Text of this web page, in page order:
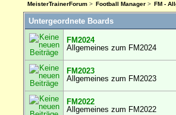
MeisterTrainerForum> Football Manager> FM -
Untergeordnete Boards
FM2024
Allgemeines zum FM2024
FM2023
Allgemeines zum FM2023
FM2022
Allgemeines zum FM2022